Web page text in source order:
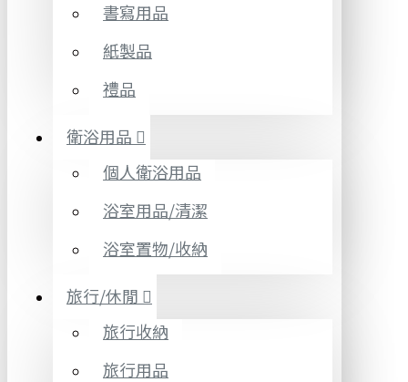
書寫用品
紙製品
禮品
衛浴用品
個人衛浴用品
浴室用品/清潔
浴室置物/收納
旅行/休閒
旅行收納
旅行用品